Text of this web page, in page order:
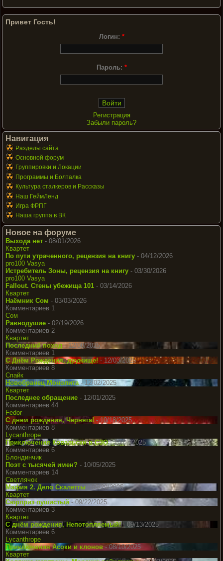
Привет Гость!
Логин: *
Пароль: *
Регистрация
Забыли пароль?
Навигация
Разделы сайта
Основной форум
Группировки и Локации
Программы и Болталка
Культура сталкеров и Рассказы
Наш ГеймЛенд
Игра ФРПГ
Наша группа в ВК
Новое на форуме
Выхода нет - 08/01/2026
Квартет
По пути утраченного, рецензия на книгу - 04/12/2026
pro100 Vasya
Истребитель Зоны, рецензия на книгу - 03/30/2026
pro100 Vasya
Fallout. Стены убежища 101 - 03/14/2026
Квартет
Наёмник Сом - 03/03/2026
Комментариев 1
Сом
Равнодушие - 02/19/2026
Комментариев 2
Квартет
Последний поход- 12/08/2025
Комментариев 1
С Днём Рождения, дружище! - 12/03/2025
Комментариев 8
Спайк
Новобранец Монолита - 12/02/2025
Квартет
Последнее обращение - 12/01/2025
Комментариев 44
Fedor
С днем рождения, Черняга!- 10/18/2025
Комментариев 8
Lycanthrope
Приключения Ковальски в СЗО- 10/07/2025
Комментариев 6
Блондинчик
Поэт с тысячей имен? - 10/05/2025
Комментариев 14
Светлячок
Мафия 2. Дело Скалетты
- 09/29/2025
Квартет
Сюрприз пушистый - 09/22/2025
Комментариев 3
Квартет
С днём рождения, Непотопляемый!- 09/13/2025
Комментариев 6
Lycanthrope
Приключения Асоки и клонов- 08/10/2025
Квартет